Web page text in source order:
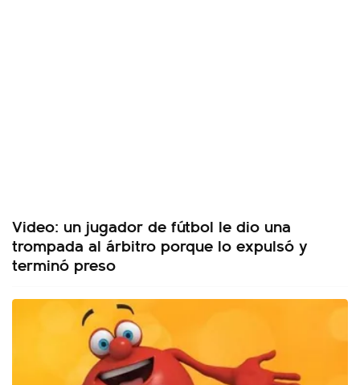
Video: un jugador de fútbol le dio una
trompada al árbitro porque lo expulsó y
terminó preso